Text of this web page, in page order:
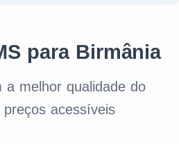
para Birmânia
a melhor qualidade do
acessíveis